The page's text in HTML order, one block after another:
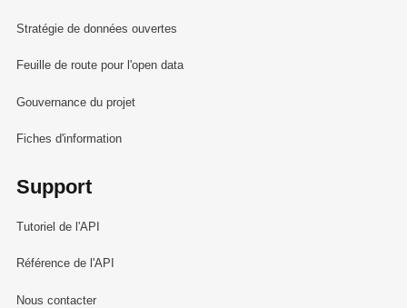
Stratégie de données ouvertes
Feuille de route pour l'open data
Gouvernance du projet
Fiches d'information
Support
Tutoriel de l'API
Référence de l'API
Nous contacter